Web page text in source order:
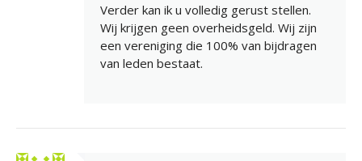
Verder kan ik u volledig gerust stellen.
Wij krijgen geen overheidsgeld. Wij zijn
een vereniging die 100% van bijdragen
van leden bestaat.